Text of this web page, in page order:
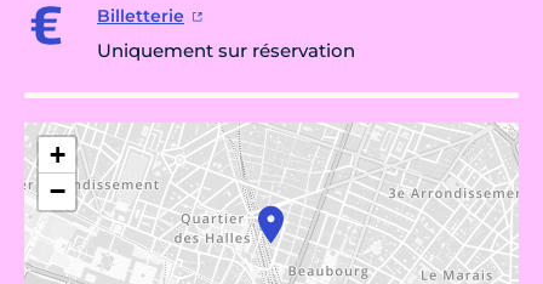
Billetterie
Uniquement sur réservation
+
−